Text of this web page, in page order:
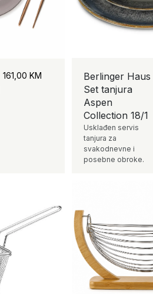
161,00 KM
Berlinger Haus
Set tanjura
Aspen
Collection 18/1
Usklađen servis
tanjura za
svakodnevne i
posebne obroke.